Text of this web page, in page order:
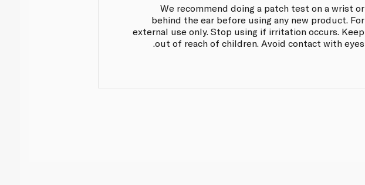
We recommend doing a patch test on a wrist or
behind the ear before using any new product. For
external use only. Stop using if irritation occurs. Keep
out of reach of children. Avoid contact with eyes.